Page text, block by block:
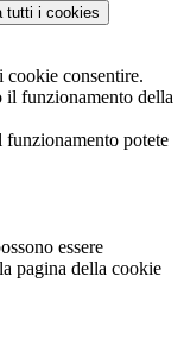
tutti i cookies
cookie consentire.
il funzionamento della
funzionamento potete
essere
pagina della cookie